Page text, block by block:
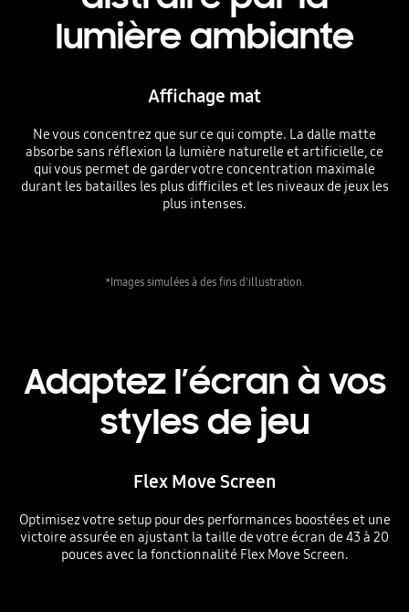
lumière ambiante
Affichage mat
Ne vous concentrez que sur ce qui compte. La dalle matte
absorbe sans réflexion la lumière naturelle et artificielle, ce
qui vous permet de garder votre concentration maximale
durant les batailles les plus difficiles et les niveaux de jeux les
plus intenses.
*Images simulées à des fins d'illustration.
Adaptez l’écran à vos
styles de jeu
Flex Move Screen
Optimisez votre setup pour des performances boostées et une
victoire assurée en ajustant la taille de votre écran de 43 à 20
pouces avec la fonctionnalité Flex Move Screen.